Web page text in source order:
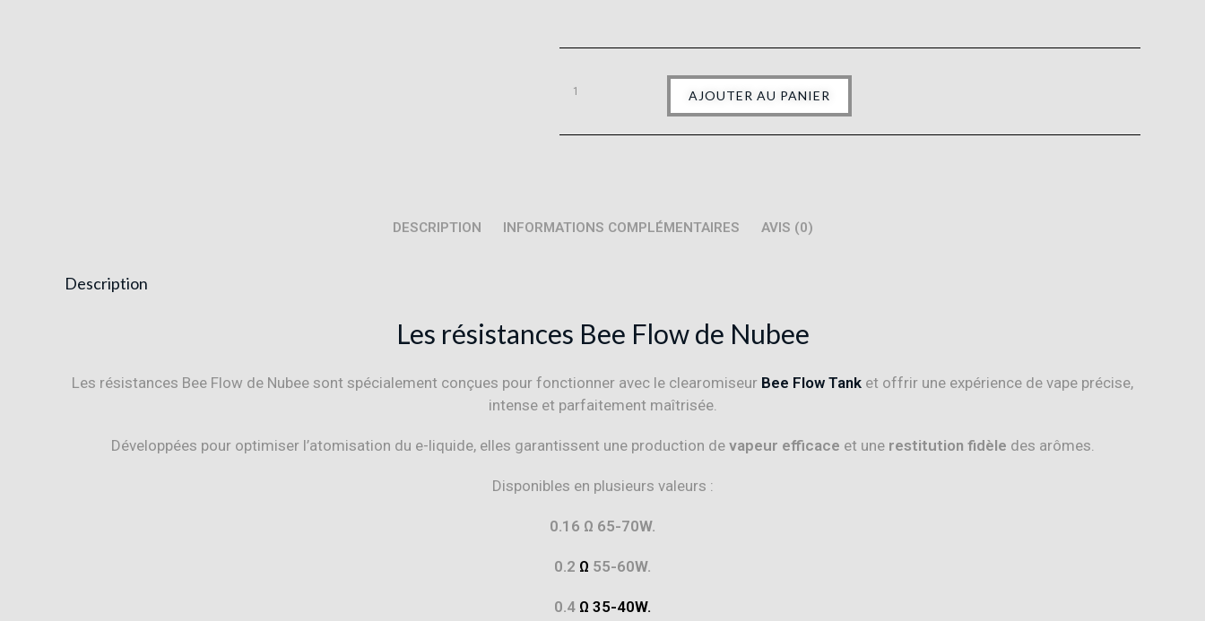
AJOUTER AU PANIER
DESCRIPTION INFORMATIONS COMPLÉMENTAIRES AVIS (0)
Description
Les résistances Bee Flow de Nubee
Les résistances Bee Flow de Nubee sont spécialement conçues pour fonctionner avec le clearomiseur Bee Flow Tank et offrir une expérience de vape précise,
intense et parfaitement maîtrisée.
Développées pour optimiser l’atomisation du e-liquide, elles garantissent une production de vapeur efficace et une restitution fidèle des arômes.
Disponibles en plusieurs valeurs :
0.16 Ω 65-70W.
0.2 Ω 55-60W.
0.4 Ω 35-40W.